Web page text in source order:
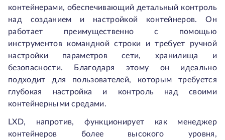
контейнерами, обеспечивающий детальный контроль
над созданием и настройкой контейнеров. Он
работает преимущественно с помощью
инструментов командной строки и требует ручной
настройки параметров сети, хранилища и
безопасности. Благодаря этому он идеально
подходит для пользователей, которым требуется
глубокая настройка и контроль над своими
контейнерными средами.
LXD, напротив, функционирует как менеджер
контейнеров более высокого уровня,